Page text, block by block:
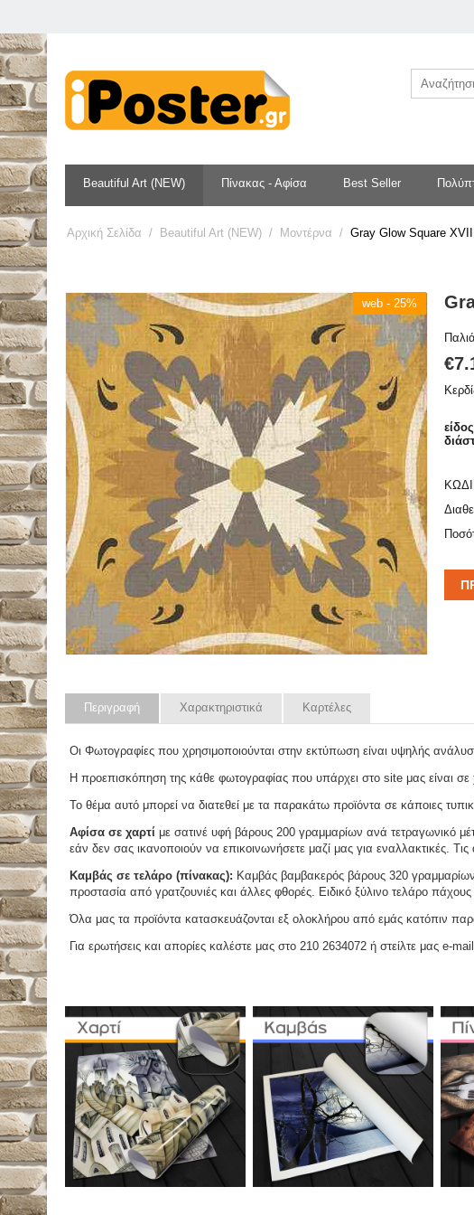
Beautiful Art (NEW) Πίνακας - Αφίσα Best Seller
Αρχική Σελίδα / Beautiful Art (NEW) / Μοντέρνα / Gray Glow Square
web - 25%
€
Περιγραφή Χαρακτηριστικά Καρτέλες
Οι Φωτογραφίες που χρησιμοποιούνται στην εκτύπωση είναι υψηλής
Η προεπισκόπηση της κάθε φωτογραφίας που υπάρχει στο site μας είναι
Το θέμα αυτό μπορεί να διατεθεί με τα παρακάτω προϊόντα σε κάποιες
Αφίσα σε χαρτί με σατινέ υφή βάρους 200 γραμμαρίων ανά τετραγωνικό
εάν δεν σας ικανοποιούν να επικοινωνήσετε μαζί μας για εναλλακτικές.
Καμβάς σε τελάρο (πίνακας): Καμβάς βαμβακερός βάρους 320
προστασία από γρατζουνιές και άλλες φθορές. Ειδικό ξύλινο τελάρο
Όλα μας τα προϊόντα κατασκευάζονται εξ ολοκλήρου από εμάς κατόπιν
Για ερωτήσεις και απορίες καλέστε μας στο 210 2634072 ή στείλτε μας e-